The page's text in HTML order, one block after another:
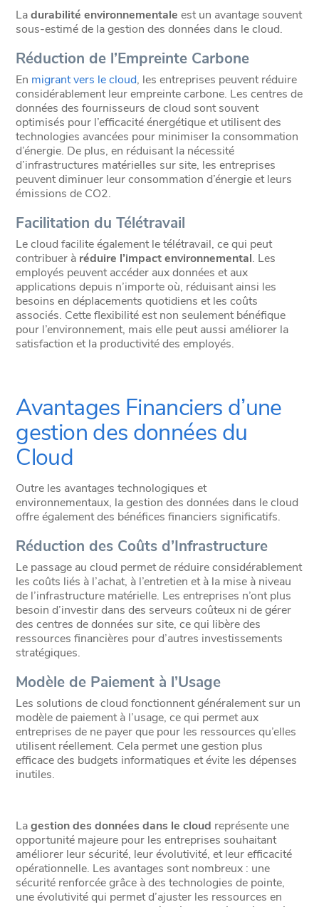
Ladurabilité environnementale est un avantage souvent
sous-estimé de la gestion des données dans le cloud.
Réduction de l’Empreinte Carbone
En migrant vers le cloud, les entreprises peuvent réduire
considérablement leur empreinte carbone. Les centres de
données des fournisseurs de cloud sont souvent
optimisés pour l’efficacité énergétique et utilisent des
technologies avancées pour minimiser la consommation
d’énergie. De plus, en réduisant la nécessité
d’infrastructures matérielles sur site, les entreprises
peuvent diminuer leur consommation d’énergie et leurs
émissions de CO2.
Facilitation du Télétravail
Le cloud facilite également le télétravail, ce qui peut
contribuer à réduire l’impact environnemental. Les
employés peuvent accéder aux données et aux
applications depuis n’importe où, réduisant ainsi les
besoins en déplacements quotidiens et les coûts
associés. Cette flexibilité est non seulement bénéfique
pour l’environnement, mais elle peut aussi améliorer la
satisfaction et la productivité des employés.
Avantages Financiers d’une
gestion des données du
Cloud
Outre les avantages technologiques et
environnementaux, la gestion des données dans le cloud
offre également des bénéfices financiers significatifs.
Réduction des Coûts d’Infrastructure
Le passage au cloud permet de réduire considérablement
les coûts liés à l’achat, à l’entretien et à la mise à niveau
de l’infrastructure matérielle. Les entreprises n’ont plus
besoin d’investir dans des serveurs coûteux ni de gérer
des centres de données sur site, ce qui libère des
ressources financières pour d’autres investissements
stratégiques.
Modèle de Paiement à l’Usage
Les solutions de cloud fonctionnent généralement sur un
modèle de paiement à l’usage, ce qui permet aux
entreprises de ne payer que pour les ressources qu’elles
utilisent réellement. Cela permet une gestion plus
efficace des budgets informatiques et évite les dépenses
inutiles.
Lagestion des données dans le cloud représente une
opportunité majeure pour les entreprises souhaitant
améliorer leur sécurité, leur évolutivité, et leur efficacité
opérationnelle. Les avantages sont nombreux : une
sécurité renforcée grâce à des technologies de pointe,
une évolutivité qui permet d’ajuster les ressources en